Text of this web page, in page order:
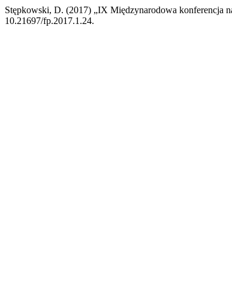
Stępkowski, D. (2017) „IX Międzynarodowa konferencja
10.21697/fp.2017.1.24.